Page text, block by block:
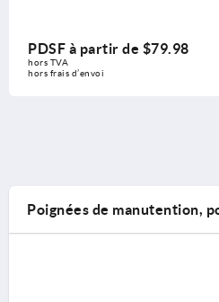
PDSF à partir de $79.98
hors TVA
hors frais d’envoi
Poignées de manutention, poignées